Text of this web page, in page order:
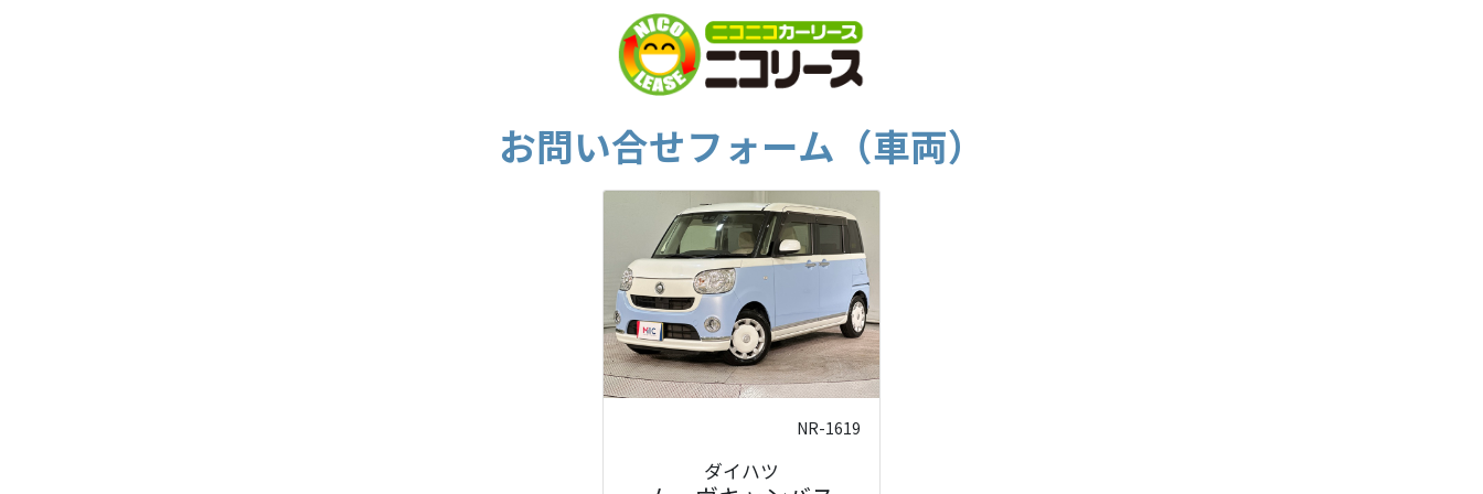
お問い合せフォーム（車両）
NR-1619
ダイハツ